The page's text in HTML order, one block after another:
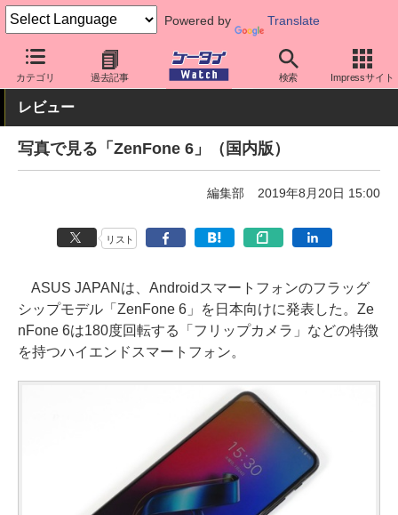
Powered by Translate
カテゴリ 過去記事 検索 Impressサイト
ケータイ Watch OS Android ASUS
レビュー
写真で見る「ZenFone 6」（国内版）
編集部 2019年8月20日 15:00
リスト
ASUS JAPANは、Androidスマートフォンのフラッグ
シップモデル「ZenFone 6」を日本向けに発表した。Ze
nFone 6は180度回転する「フリップカメラ」などの特徴
を持つハイエンドスマートフォン。